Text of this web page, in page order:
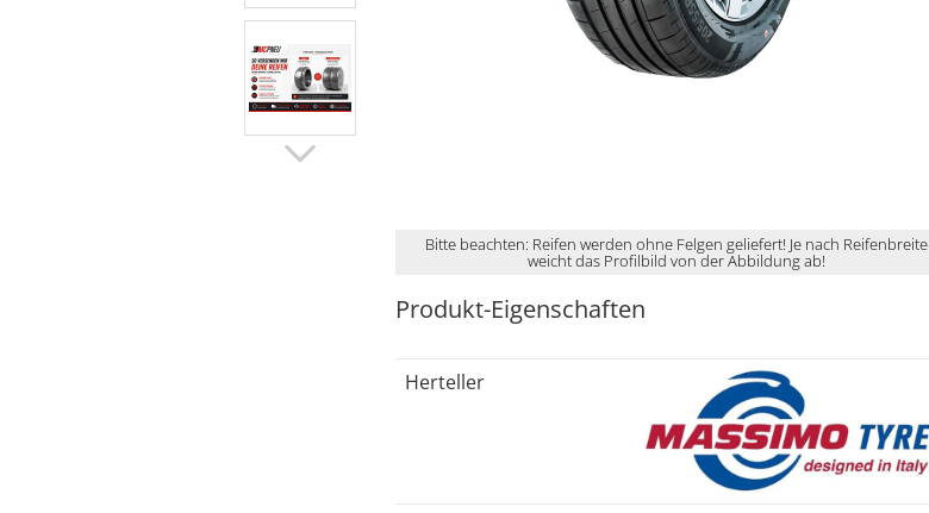
Bitte beachten: Reifen werden ohne Felgen geliefert! Je nach Reifenbreite
weicht das Profilbild von der Abbildung ab!
Produkt-Eigenschaften
Herteller